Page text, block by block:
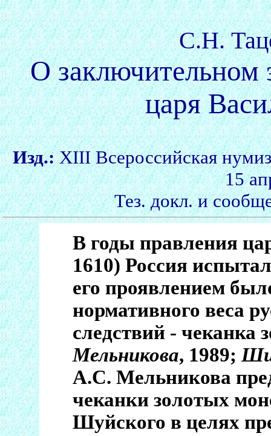
С.Н.
О заключительном
царя
Изд.:XIII Всероссийская
15
Тез. докл. и
В годы правления
1610) Россия
его проявлением
нормативного веса
следствий - чеканка
Мельникова, 1989;
А.С. Мельникова
чеканки золотых
Шуйского в целях